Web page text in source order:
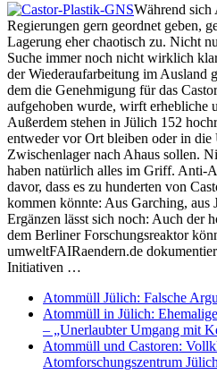
Während
Regierungen gern geordnet geben,
Lagerung eher chaotisch zu. Nicht
Suche immer noch nicht wirklich
der Wiederaufarbeitung im Ausland
dem die Genehmigung für das
aufgehoben wurde, wirft erhebliche
Außerdem stehen in Jülich 152
entweder vor Ort bleiben oder in die
Zwischenlager nach Ahaus sollen.
haben natürlich alles im Griff. Anti-
davor, dass es zu hunderten von
kommen könnte: Aus Garching, aus
Ergänzen lässt sich noch: Auch der
dem Berliner Forschungsreaktor
umweltFAIRaendern.de
Initiativen …
Atommüll Jülich: Falsche
Atommüll in Jülich:
– „Unerlaubter Umgang mit
Atommüll und Castoren:
Atomforschungszentrum